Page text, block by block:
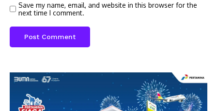
Save my name, email, and website in this browser for the
next time I comment.